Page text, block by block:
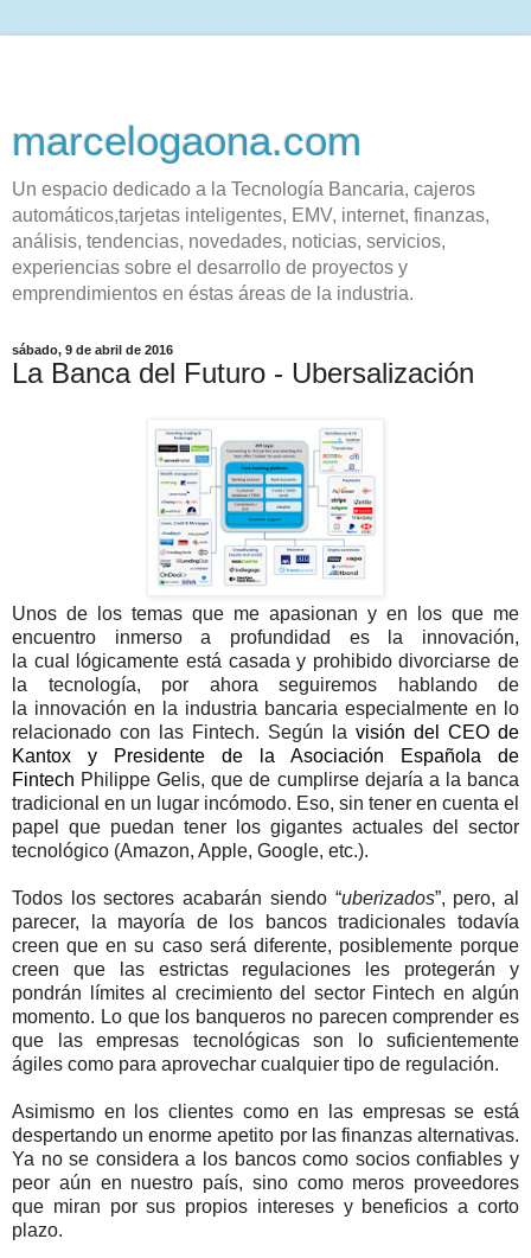
marcelogaona.com
Un espacio dedicado a la Tecnología Bancaria, cajeros
automáticos,tarjetas inteligentes, EMV, internet, finanzas,
análisis, tendencias, novedades, noticias, servicios,
experiencias sobre el desarrollo de proyectos y
emprendimientos en éstas áreas de la industria.
sábado, 9 de abril de 2016
La Banca del Futuro - Ubersalización
Unos de los temas que me apasionan y en los que me
encuentro inmerso a profundidad es la innovación,
la cual lógicamente está casada y prohibido divorciarse de
la tecnología, por ahora seguiremos hablando de
la innovación en la industria bancaria especialmente en lo
relacionado con las Fintech. Según la visión del CEO de
Kantox y Presidente de la Asociación Española de
Fintech Philippe Gelis, que de cumplirse dejaría a la banca
tradicional en un lugar incómodo. Eso, sin tener en cuenta el
papel que puedan tener los gigantes actuales del sector
tecnológico (Amazon, Apple, Google, etc.).
Todos los sectores acabarán siendo “uberizados”, pero, al
parecer, la mayoría de los bancos tradicionales todavía
creen que en su caso será diferente, posiblemente porque
creen que las estrictas regulaciones les protegerán y
pondrán límites al crecimiento del sector Fintech en algún
momento. Lo que los banqueros no parecen comprender es
que las empresas tecnológicas son lo suficientemente
ágiles como para aprovechar cualquier tipo de regulación.
Asimismo en los clientes como en las empresas se está
despertando un enorme apetito por las finanzas alternativas.
Ya no se considera a los bancos como socios confiables y
peor aún en nuestro país, sino como meros proveedores
que miran por sus propios intereses y beneficios a corto
plazo.